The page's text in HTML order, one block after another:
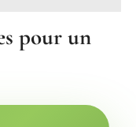
pour un